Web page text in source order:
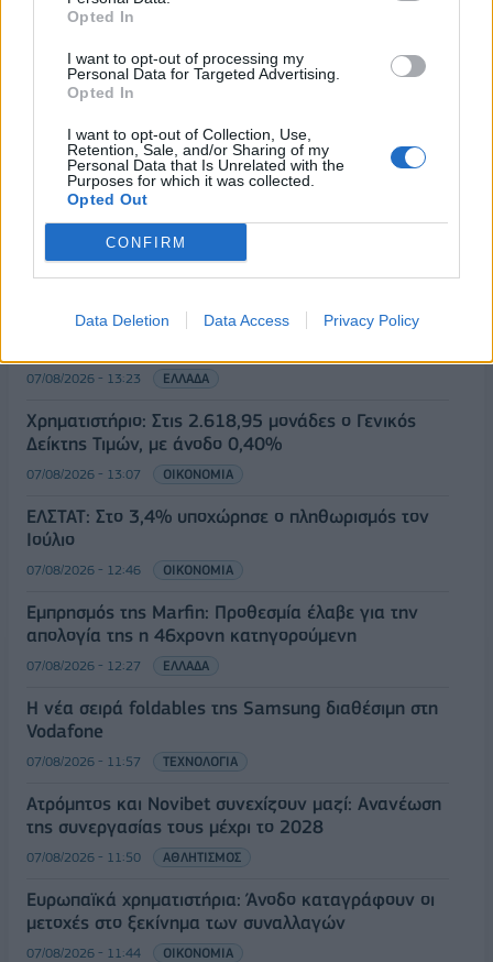
Opted In
I want to opt-out of processing my
Personal Data for Targeted Advertising.
Opted In
I want to opt-out of Collection, Use,
Retention, Sale, and/or Sharing of my
Personal Data that Is Unrelated with the
Purposes for which it was collected.
Opted Out
CONFIRM
Data Deletion Data Access Privacy Policy
ΡΟΗ ΕΙΔΗΣΕΩΝ
Σαουδική Αραβία, Τουρκία και Πακιστάν
υπογράφουν κοινή αμυντική συμφωνία
07/08/2026 - 13:47 ΚΟΣΜΟΣ
Βοιωτία- Προφυλακίστηκαν οι τρεις
07/08/2026 - 13:23 ΕΛΛΑΔΑ
Χρηματιστήριο: Στις 2.618,95 μονάδες ο Γενικός
Δείκτης Τιμών, με άνοδο 0,40%
07/08/2026 - 13:07 ΟΙΚΟΝΟΜΙΑ
ΕΛΣΤΑΤ: Στο 3,4% υποχώρησε ο πληθωρισμός τον
Ιούλιο
07/08/2026 - 12:46 ΟΙΚΟΝΟΜΙΑ
Εμπρησμός της Marfin: Προθεσμία έλαβε για την
απολογία της η 46χρονη κατηγορούμενη
07/08/2026 - 12:27 ΕΛΛΑΔΑ
Η νέα σειρά foldables της Samsung διαθέσιμη στη
Vodafone
07/08/2026 - 11:57 ΤΕΧΝΟΛΟΓΙΑ
Ατρόμητος και Novibet συνεχίζουν μαζί: Ανανέωση
της συνεργασίας τους μέχρι το 2028
07/08/2026 - 11:50 ΑΘΛΗΤΙΣΜΟΣ
Ευρωπαϊκά χρηματιστήρια: Άνοδο καταγράφουν οι
μετοχές στο ξεκίνημα των συναλλαγών
07/08/2026 - 11:44 ΟΙΚΟΝΟΜΙΑ